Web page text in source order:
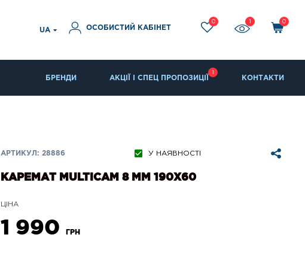
UA ОСОБИСТИЙ КАБІНЕТ
0 0
БРЕНДИ АКЦІЇ І СПЕЦ ПРОПОЗИЦІЇ КОНТАКТИ
АРТИКУЛ: 28886 У НАЯВНОСТІ
КАРЕМАТ MULTICAM 8 ММ 190Х60
ЦІНА
1 990 ГРН